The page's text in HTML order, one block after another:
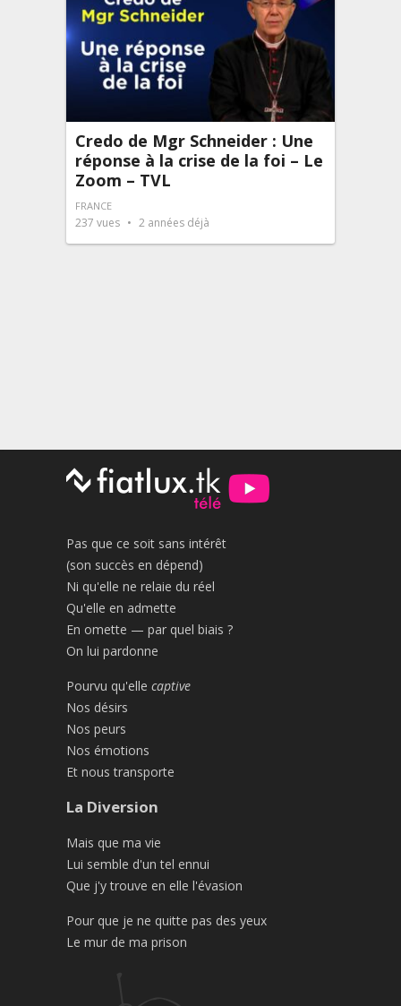
Credo de Mgr Schneider : Une
réponse à la crise de la foi – Le
Zoom – TVL
FRANCE
237 vues 2 années déjà
Pas que ce soit sans intérêt
(son succès en dépend)
Ni qu'elle ne relaie du réel
Qu'elle en admette
En omette — par quel biais ?
On lui pardonne
Pourvu qu'elle captive
Nos désirs
Nos peurs
Nos émotions
Et nous transporte
La Diversion
Mais que ma vie
Lui semble d'un tel ennui
Que j'y trouve en elle l'évasion
Pour que je ne quitte pas des yeux
Le mur de ma prison